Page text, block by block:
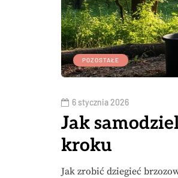
POZOSTAŁE
6 stycznia 2026
Jak
kroku
Jak zrobić dziegieć